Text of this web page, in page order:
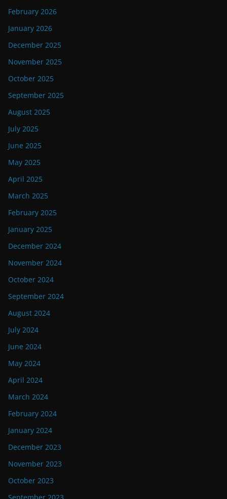
February 2026
January 2026
December 2025
November 2025
October 2025
September 2025
August 2025
July 2025
June 2025
May 2025
April 2025
March 2025
February 2025
January 2025
December 2024
November 2024
October 2024
September 2024
August 2024
July 2024
June 2024
May 2024
April 2024
March 2024
February 2024
January 2024
December 2023
November 2023
October 2023
September 2023